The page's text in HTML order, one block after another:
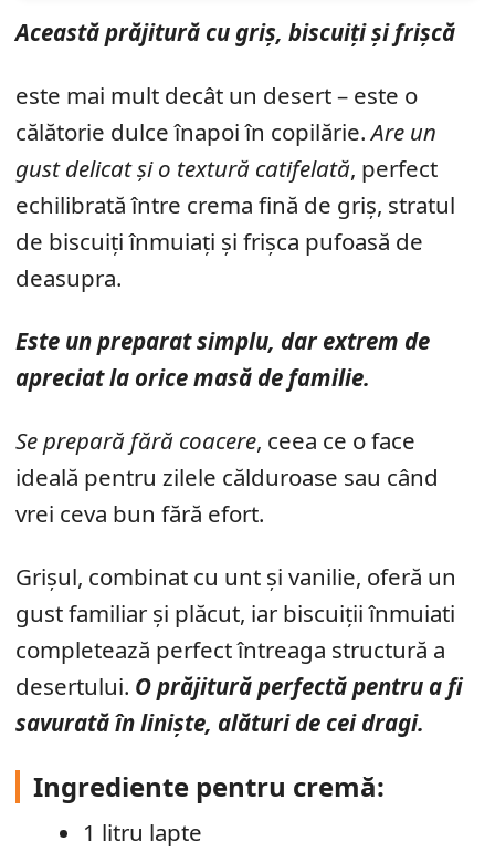
Această prăjitură cu griș, biscuiți și frișcă
este mai mult decât un desert – este o
călătorie dulce înapoi în copilărie.Are un
gust delicat și o textură catifelată, perfect
echilibrată între crema fină de griș, stratul
de biscuiți înmuiați și frișca pufoasă de
deasupra.
Este un preparat simplu, dar extrem de
apreciat la orice masă de familie.
Se prepară fără coacere, ceea ce o face
ideală pentru zilele călduroase sau când
vrei ceva bun fără efort.
Grișul, combinat cu unt și vanilie, oferă un
gust familiar și plăcut, iar biscuiții înmuiati
completează perfect întreaga structură a
desertului. O prăjitură perfectă pentru a fi
savurată în liniște, alături de cei dragi.
Ingrediente pentru cremă:
1 litru lapte